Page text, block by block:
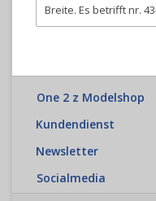
Breite. Es betrifft nr.
One 2 z Modelshop
Kundendienst
Newsletter
Socialmedia